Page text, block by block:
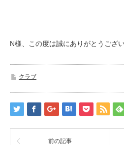
N様、この度は誠にありがとうござ
クラブ
前の記事